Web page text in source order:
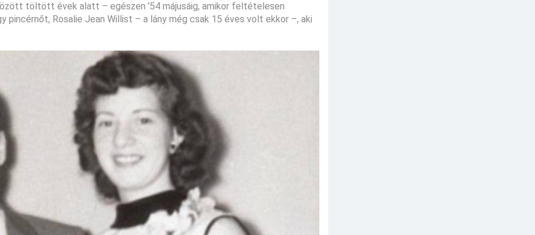
töltött évek alatt – egészen ’54 májusáig, amikor feltételesen
pincérnőt, Rosalie Jean Willist – a lány még csak 15 éves volt ekkor –, aki